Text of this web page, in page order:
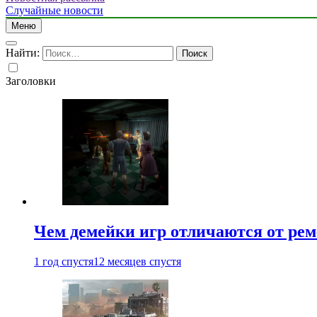
Случайные новости
Меню
Найти:
Заголовки
Чем демейки игр отличаются от
1 год спустя12 месяцев спустя